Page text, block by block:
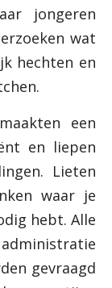
jongeren
wat
hechten en
maakten een
en liepen
Lieten
waar je
hebt. Alle
gevraagd